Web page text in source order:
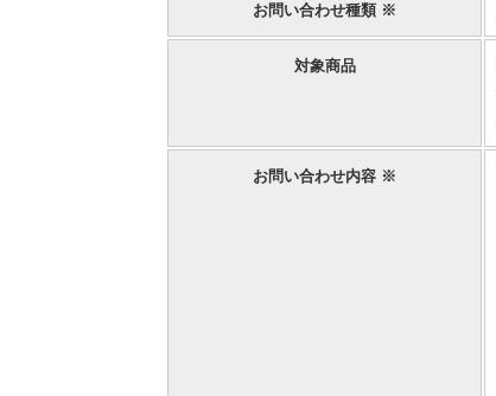
お問い合わせ種類 ※
対象商品
お問い合わせ内容 ※